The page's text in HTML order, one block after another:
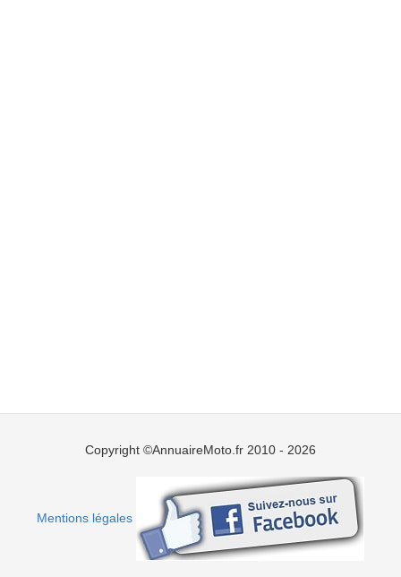
Copyright ©AnnuaireMoto.fr 2010 - 2026
Mentions légales